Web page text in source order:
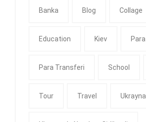
Banka Blog Collage
Education Kiev Para
Para Transferi School
Tour Travel Ukrayna